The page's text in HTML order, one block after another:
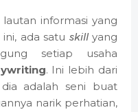
informasi yang
ada satu skillyang
setiap usaha
. Ini lebih dari
adalah seni buat
narik perhatian,